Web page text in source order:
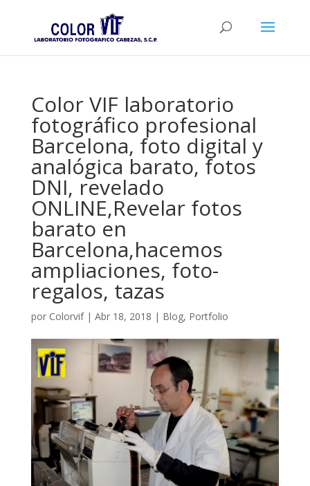
Color VIF laboratorio
fotográfico profesional
Barcelona, foto digital y
analógica barato, fotos
DNI, revelado
ONLINE,Revelar fotos
barato en
Barcelona,hacemos
ampliaciones, foto-
regalos, tazas
por Colorvif| Abr 18, 2018 | Blog, Portfolio